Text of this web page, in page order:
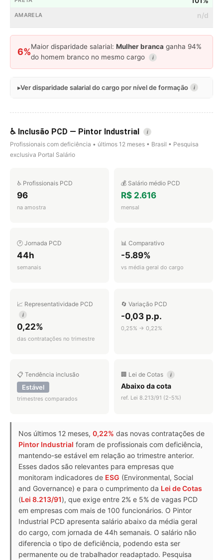
n/d
6%
Maior disparidade salarial: Mulher branca ganha 94%
do homem branco no mesmo cargo
i
Ver disparidade salarial do cargo por nível de formação i
♿ Inclusão PCD — Pintor Industrial i
Profissionais com deficiência • últimos 12 meses • Brasil • Pesquisa
exclusiva Portal Salário
♿ Profissionais PCD
96
na amostra
💰 Salário médio PCD
R$ 2.616
mensal
🕐 Jornada PCD
44h
semanais
📊 Comparativo
-5.89%
vs média geral do cargo
📈 Representatividade PCD
i
0,22%
das contratações no trimestre
🔄 Variação PCD
-0,03 p.p.
0,25% → 0,22%
📋 Tendência inclusão
Estável
trimestres comparados
🏢 Lei de Cotas i
Abaixo da cota
ref. Lei 8.213/91 (2-5%)
Nos últimos 12 meses, 0,22% das novas contratações de
Pintor Industrial foram de profissionais com deficiência,
mantendo-se estável em relação ao trimestre anterior.
Esses dados são relevantes para empresas que
monitoram indicadores de ESG (Environmental, Social
and Governance) e para o cumprimento da Lei de Cotas
(Lei 8.213/91), que exige entre 2% e 5% de vagas PCD
em empresas com mais de 100 funcionários. O Pintor
Industrial PCD apresenta salário abaixo da média geral
do cargo, com jornada de 44h semanais. O salário não
diferencia o tipo de deficiência, podendo esta ser
permanente ou de trabalhador readaptado. Pesquisa